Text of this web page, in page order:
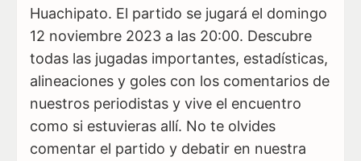
Huachipato. El partido se jugará el domingo
12 noviembre 2023 a las 20:00. Descubre
todas las jugadas importantes, estadísticas,
alineaciones y goles con los comentarios de
nuestros periodistas y vive el encuentro
como si estuvieras allí. No te olvides
comentar el partido y debatir en nuestra